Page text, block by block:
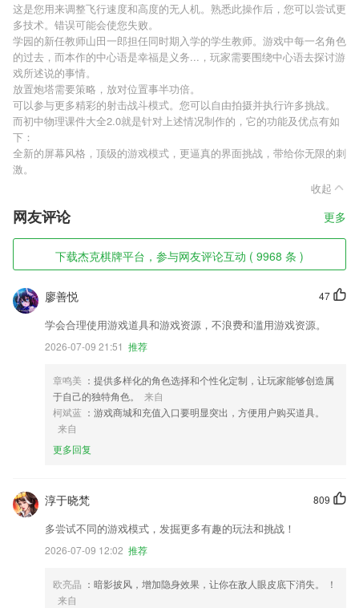
这是您用来调整飞行速度和高度的无人机。熟悉此操作后，您可以尝试更
多技术。错误可能会使您失败。
学园的新任教师山田一郎担任同时期入学的学生教师。游戏中每一名角色
的过去，而本作的中心语是幸福是义务...，玩家需要围绕中心语去探讨游
戏所述说的事情。
放置炮塔需要策略，放对位置事半功倍。
可以参与更多精彩的射击战斗模式。您可以自由拍摄并执行许多挑战。
而初中物理课件大全2.0就是针对上述情况制作的，它的功能及优点有如
下：
全新的屏幕风格，顶级的游戏模式，更逼真的界面挑战，带给你无限的刺
激。
收起
网友评论 更多
下载杰克棋牌平台，参与网友评论互动 ( 9968 条 )
47
廖善悦
学会合理使用游戏道具和游戏资源，不浪费和滥用游戏资源。
2026-07-09 21:51 推荐
章鸣美 ：提供多样化的角色选择和个性化定制，让玩家能够创造属
于自己的独特角色。
来自
柯斌蓝 ：游戏商城和充值入口要明显突出，方便用户购买道具。
来自
更多回复
809
淳于晓梵
多尝试不同的游戏模式，发掘更多有趣的玩法和挑战！
2026-07-09 12:02 推荐
欧亮晶 ：暗影披风，增加隐身效果，让你在敌人眼皮底下消失。 ！
来自